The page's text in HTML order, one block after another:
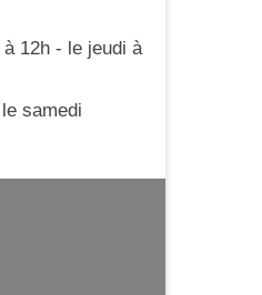
12h - le jeudi à
samedi